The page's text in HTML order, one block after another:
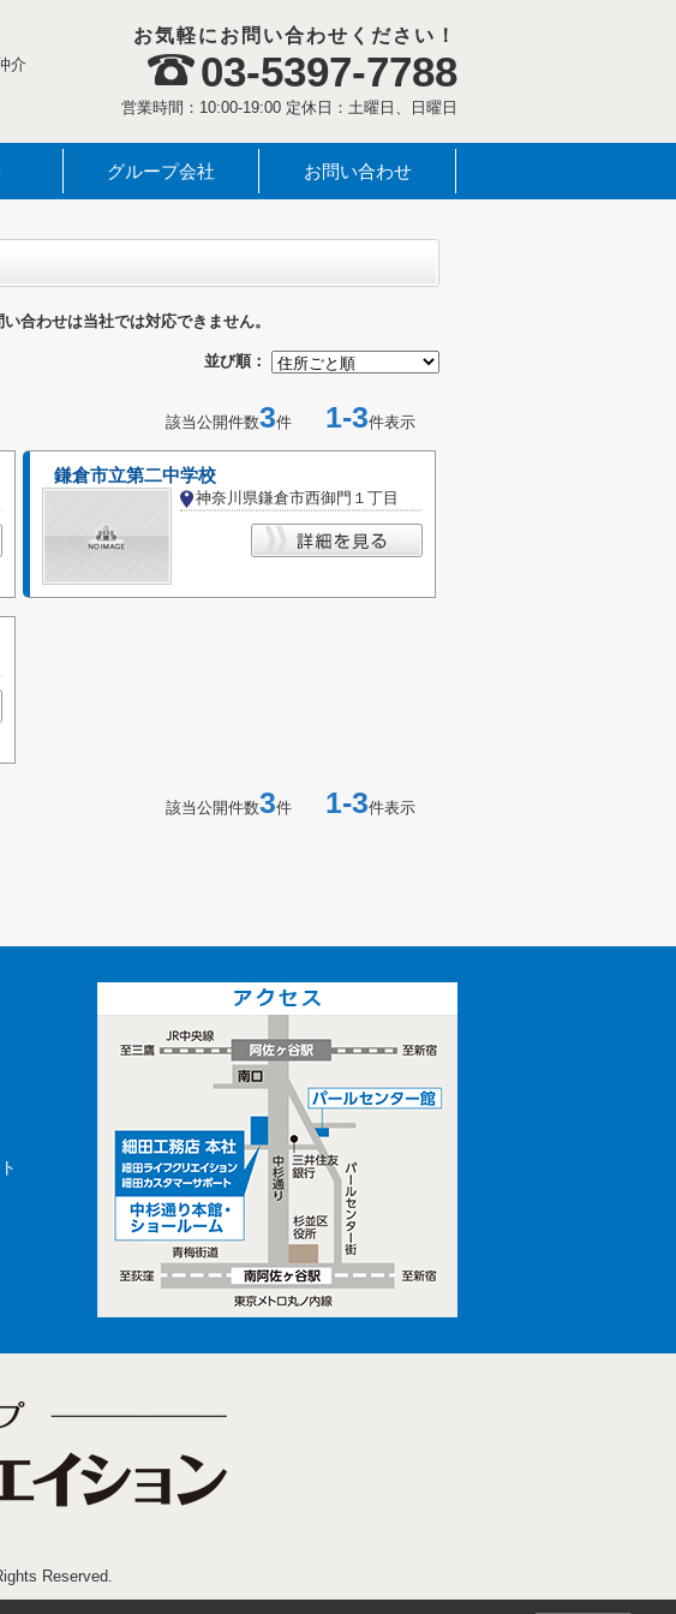
介
お気軽にお問い合わせください！
03-5397-7788
営業時間：10:00-19:00 定休日：土曜日、日曜日
グループ会社 お問い合わせ
合わせは当社では対応できません。
並び順：
該当公開件数3件 1-3件表示
鎌倉市立第二中学校
神奈川県鎌倉市西御門１丁目
該当公開件数3件 1-3件表示
Reserved.